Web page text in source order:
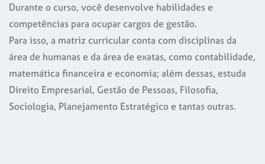
Durante o curso, você desenvolve habilidades e
competências para ocupar cargos de gestão.
Para isso, a matriz curricular conta com disciplinas da
área de humanas e da área de exatas, como contabilidade,
matemática financeira e economia; além dessas, estuda
Direito Empresarial, Gestão de Pessoas, Filosofia,
Sociologia, Planejamento Estratégico e tantas outras.